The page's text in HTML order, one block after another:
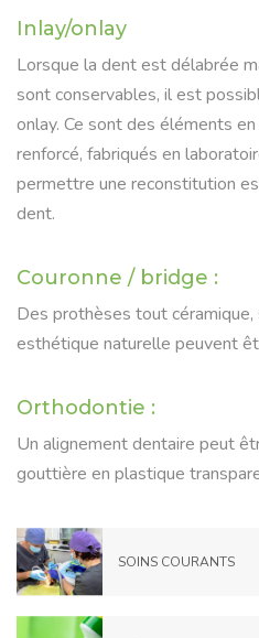
Inlay/onlay
Lorsque la dent est délabrée
sont conservables, il est
onlay. Ce sont des éléments
renforcé, fabriqués en
permettre une reconstitution
dent.
Couronne / bridge :
Des prothèses tout
esthétique naturelle peuvent
Orthodontie :
Un alignement dentaire peut
gouttière en plastique
SOINS COURANTS